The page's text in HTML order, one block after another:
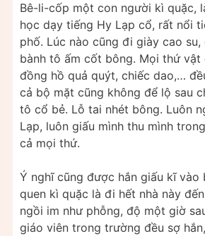
Bê-li-cốp một con người kì quặc,
học dạy tiếng Hy Lạp cổ, rất nổi
phố. Lúc nào cũng đi giày cao
bành tô ấm cốt bông. Mọi thứ vật
đồng hồ quả quýt, chiếc dao,…
cả bộ mặt cũng không để lộ sau
tô cổ bẻ. Lỗ tai nhét bông. Luôn
Lạp, luôn giấu mình thu mình
cả mọi thứ.
Ý nghĩ cũng được hắn giấu kĩ vào
quen kì quặc là đi hết nhà này
ngồi im như phỗng, độ một giờ
giáo viên trong trường đều sợ